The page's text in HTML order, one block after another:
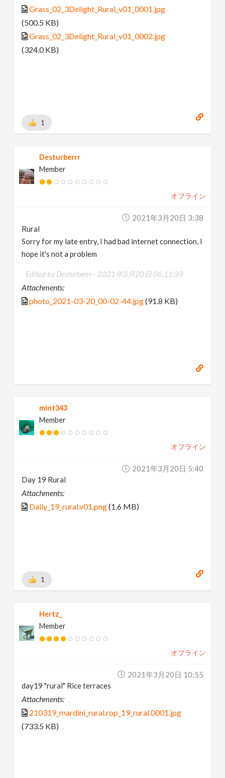
Grass_02_3Delight_Rural_v01_0001.jpg
(500.5 KB)
Grass_02_3Delight_Rural_v01_0002.jpg
(324.0 KB)
1
Desturberrr
Member
オフライン
2021年3月20日 3:38
Rural
Sorry for my late entry, I had bad internet connection, I
hope it's not a problem
Edited by Desturberrr - 2021年3月20日 06:11:39
Attachments:
photo_2021-03-20_00-02-44.jpg(91.8 KB)
mint343
Member
オフライン
2021年3月20日 5:40
Day 19 Rural
Attachments:
Daily_19_rural.v01.png(1.6 MB)
1
Hertz_
Member
オフライン
2021年3月20日 10:55
day19 "rural" Rice terraces
Attachments:
210319_mardini_rural.rop_19_rural.0001.jpg
(733.5 KB)